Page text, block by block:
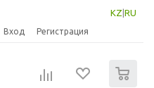
KZ RU
Вход Регистрация